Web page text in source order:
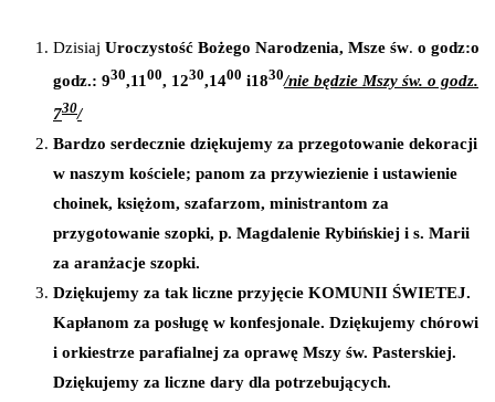
Dzisiaj Uroczystość Bożego Narodzenia, Msze św. o godz:o
godz.: 930,1100, 1230,1400 i1830/nie będzie Mszy św. o godz.
730/
Bardzo serdecznie dziękujemy za przegotowanie dekoracji
w naszym kościele; panom za przywiezienie i ustawienie
choinek, księżom, szafarzom, ministrantom za
przygotowanie szopki, p. Magdalenie Rybińskiej i s. Marii
za aranżacje szopki.
Dziękujemy za tak liczne przyjęcie KOMUNII ŚWIETEJ.
Kapłanom za posługę w konfesjonale. Dziękujemy chórowi
i orkiestrze parafialnej za oprawę Mszy św. Pasterskiej.
Dziękujemy za liczne dary dla potrzebujących.